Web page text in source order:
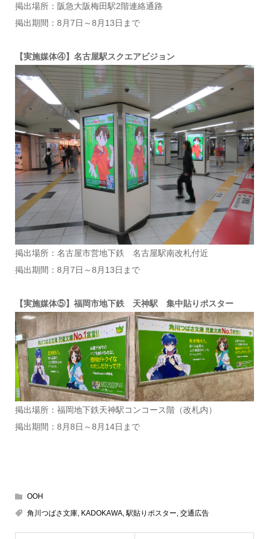
掲出場所：阪急大阪梅田駅2階連絡通路
掲出期間：8月7日～8月13日まで
【実施媒体④】名古屋駅スクエアビジョン
掲出場所：名古屋市営地下鉄 名古屋駅南改札付近
掲出期間：8月7日～8月13日まで
【実施媒体⑤】福岡市地下鉄 天神駅 集中貼りポスター
掲出場所：福岡地下鉄天神駅コンコース階（改札内）
掲出期間：8月8日～8月14日まで
OOH
角川つばさ文庫, KADOKAWA, 駅貼りポスター 交通広告